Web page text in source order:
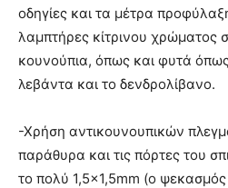
οδηγίες και τα μέτρα
λαμπτήρες κίτρινου χρώματος
κουνούπια, όπως και φυτά
λεβάντα και το δενδρολίβανο.
-Χρήση αντικουνουπικών
παράθυρα και τις πόρτες του
το πολύ 1,5×1,5mm (ο ψεκασμός